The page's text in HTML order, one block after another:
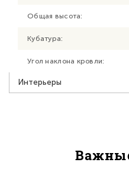
Общая высота:
Кубатура:
Угол наклона кровли:
Интерьеры